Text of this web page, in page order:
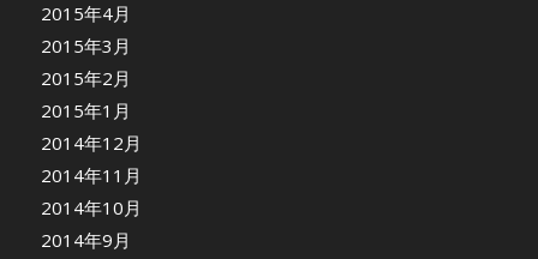
2015年4月
2015年3月
2015年2月
2015年1月
2014年12月
2014年11月
2014年10月
2014年9月